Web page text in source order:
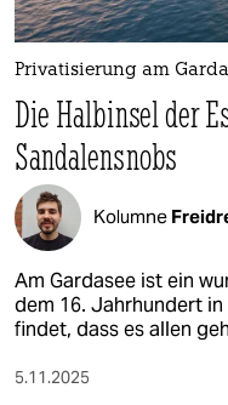
Privatisierung am
Die Halbinsel der
Sandalensnobs
Kolumne
Am Gardasee ist ein
dem 16. Jahrhundert
findet, dass es allen
5.11.2025